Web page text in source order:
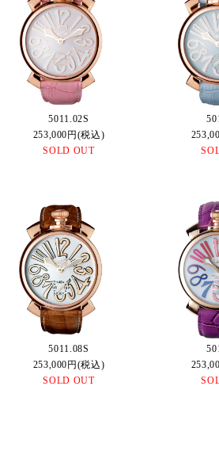
5011.02S
253,000円(税込)
SOLD OUT
5011.08S
253,000円(税込)
SOLD OUT